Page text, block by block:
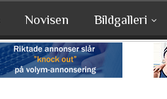
Novisen Bildgalleri